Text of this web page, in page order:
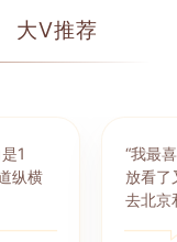
大V推荐
1
纵横
“我最
放看了
去北京